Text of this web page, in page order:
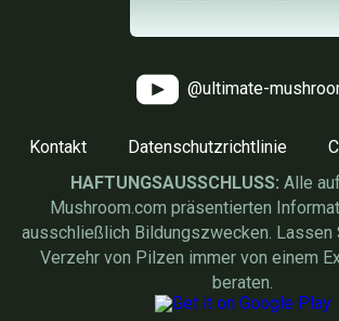
@ultimate-
Kontakt Datenschutzrichtlinie
HAFTUNGSAUSSCHLUSS: Alle
Mushroom.com präsentierten
ausschließlich Bildungszwecken. Lassen
Verzehr von Pilzen immer von einem
beraten.